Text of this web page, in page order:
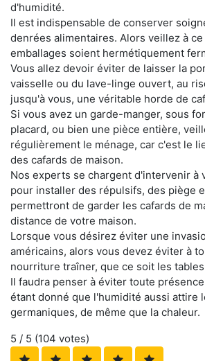
d'humidité.
Il est indispensable de conserver
denrées alimentaires. Alors veillez à
emballages soient hermétiquement
Vous allez devoir éviter de laisser la
vaisselle ou du lave-linge ouvert, au
jusqu'à vous, une véritable horde de
Si vous avez un garde-manger, sous
placard, ou bien une pièce entière,
régulièrement le ménage, car c'est le
des cafards de maison.
Nos experts se chargent d'intervenir à
pour installer des répulsifs, des piège
permettront de garder les cafards de
distance de votre maison.
Lorsque vous désirez éviter une
américains, alors vous devez éviter à
nourriture traîner, que ce soit les
Il faudra penser à éviter toute
étant donné que l'humidité aussi attire
germaniques, de même que la chaleur.
5 / 5 (104 votes)